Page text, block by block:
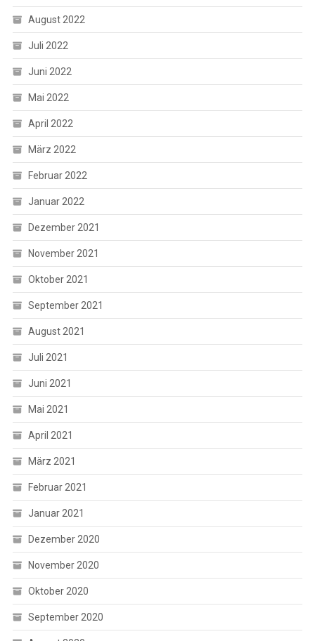
August 2022
Juli 2022
Juni 2022
Mai 2022
April 2022
März 2022
Februar 2022
Januar 2022
Dezember 2021
November 2021
Oktober 2021
September 2021
August 2021
Juli 2021
Juni 2021
Mai 2021
April 2021
März 2021
Februar 2021
Januar 2021
Dezember 2020
November 2020
Oktober 2020
September 2020